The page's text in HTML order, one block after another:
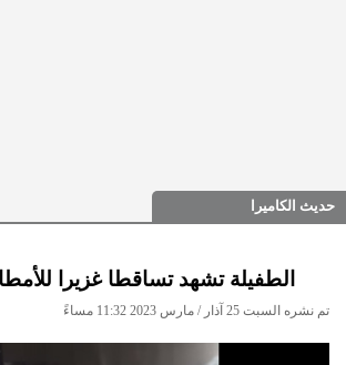
حديث الكاميرا
الطفيلة تشهد تساقطا غزيرا
تم نشره السبت 25 آذار / مارس 2023 11:32 مساءً